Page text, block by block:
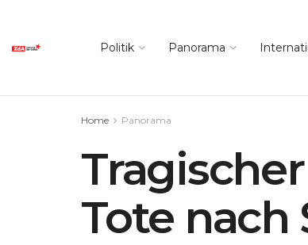
Politik Panorama
Home Panorama
Tote